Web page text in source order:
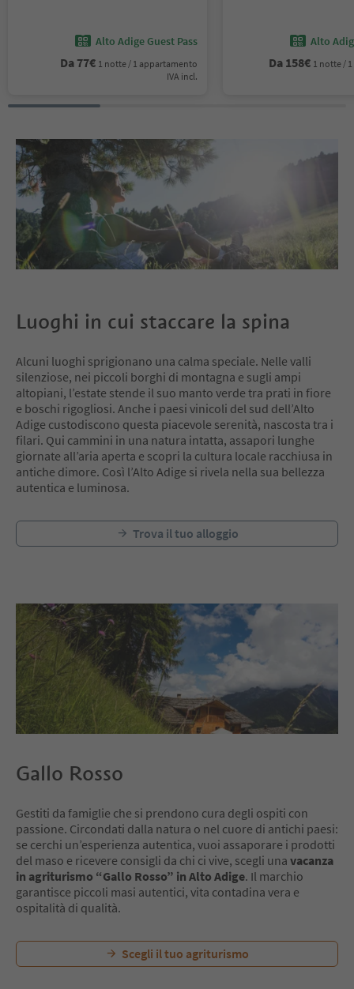
Alto Adige Guest Pass
Da 77€ 1 notte / 1 appartamento
IVA incl.
Alto
Da 158€ 1 notte /
Luoghi in cui staccare la spina
Alcuni luoghi sprigionano una calma speciale. Nelle valli
silenziose, nei piccoli borghi di montagna e sugli ampi
altopiani, l’estate stende il suo manto verde tra prati in fiore
e boschi rigogliosi. Anche i paesi vinicoli del sud dell’Alto
Adige custodiscono questa piacevole serenità, nascosta tra i
filari. Qui cammini in una natura intatta, assapori lunghe
giornate all’aria aperta e scopri la cultura locale racchiusa in
antiche dimore. Così l’Alto Adige si rivela nella sua bellezza
autentica e luminosa.
Trova il tuo alloggio
Gallo Rosso
Gestiti da famiglie che si prendono cura degli ospiti con
passione. Circondati dalla natura o nel cuore di antichi paesi:
se cerchi un’esperienza autentica, vuoi assaporare i prodotti
del maso e ricevere consigli da chi ci vive, scegli una vacanza
in agriturismo “Gallo Rosso” in Alto Adige. Il marchio
garantisce piccoli masi autentici, vita contadina vera e
ospitalità di qualità.
Scegli il tuo agriturismo